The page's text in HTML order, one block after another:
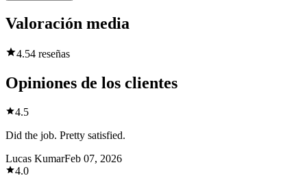
Valoración media
4.54 reseñas
Opiniones de los clientes
4.5
Did the job. Pretty satisfied.
Lucas KumarFeb 07, 2026
4.0